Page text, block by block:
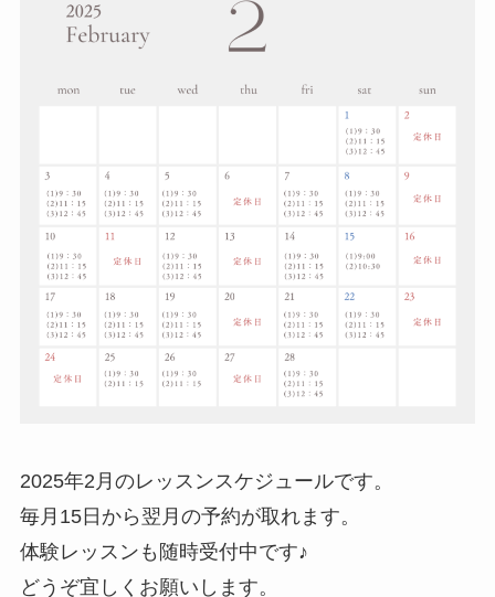
2025年2月のレッスンスケジュールです。
毎月15日から翌月の予約が取れます。
体験レッスンも随時受付中です♪
どうぞ宜しくお願いします。